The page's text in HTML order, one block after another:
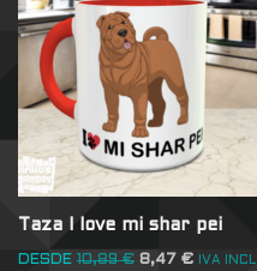
Taza I love mi shar pei
DESDE 10,89€ 8,47 € IVA INCL